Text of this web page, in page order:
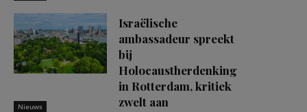
Nieuws
Israëlische
ambassadeur spreekt
bij
Holocaustherdenking
in Rotterdam, kritiek
zwelt aan